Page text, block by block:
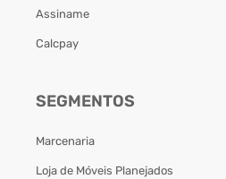
Assiname
Calcpay
SEGMENTOS
Marcenaria
Loja de Móveis Planejados